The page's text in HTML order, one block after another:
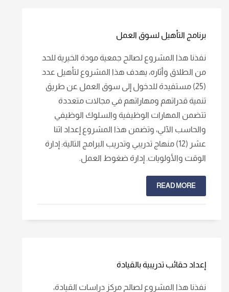
برنامج التأهيل لسوق العمل
نفذنا هذا المشروع لصالح جمعية مودة الخيرية للحد
من الطلاق وأثاره، يهدف هذا المشروع لتأهيل عدد
(25) مستفيدة للدخول إلى سوق العمل عن طريق
تنمية قدراتهم ومهاراتهم في مجالات متعددة
تتضمن المهارات الوظيفية والسلوك الوظيفي
والحاسب الآلي، وتضمن هذا المشروع إعداد اثنا
عشر (12) منهاج تدريبي وتدريب البرامج التالية: إدارة
الوقت والأولويات. إدارة ضغوط العمل.
READ MORE
إعداد حقائب تدريبية بالقيادة
نفذنا هذا المشروع لصالح مركز دراسات القيادة،